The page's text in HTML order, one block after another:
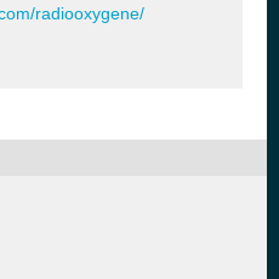
radiooxygene/